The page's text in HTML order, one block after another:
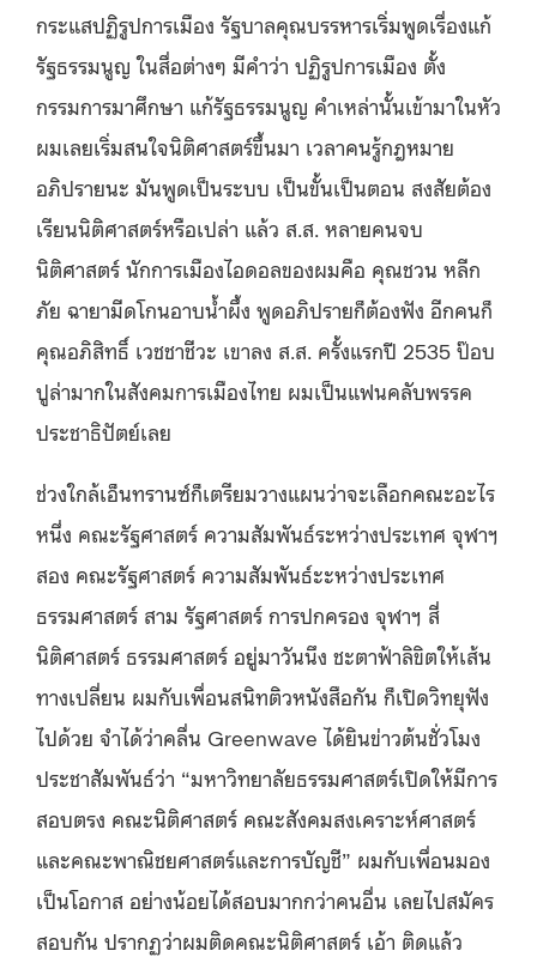
กระแสปฏิรูปการเมือง รัฐบาลคุณบรรหารเริ่มพูดเรื่องแก้
รัฐธรรมนูญ ในสื่อต่างๆ มีคำว่า ปฏิรูปการเมือง ตั้ง
กรรมการมาศึกษา แก้รัฐธรรมนูญ คำเหล่านั้นเข้ามาในหัว
ผมเลยเริ่มสนใจนิติศาสตร์ขึ้นมา เวลาคนรู้กฎหมาย
อภิปรายนะ มันพูดเป็นระบบ เป็นขั้นเป็นตอน สงสัยต้อง
เรียนนิติศาสตร์หรือเปล่า แล้ว ส.ส. หลายคนจบ
นิติศาสตร์ นักการเมืองไอดอลของผมคือ คุณชวน หลีก
ภัย ฉายามีดโกนอาบน้ำผึ้ง พูดอภิปรายก็ต้องฟัง อีกคนก็
คุณอภิสิทธิ์ เวชชาชีวะ เขาลง ส.ส. ครั้งแรกปี 2535 ป๊อบ
ปูล่ามากในสังคมการเมืองไทย ผมเป็นแฟนคลับพรรค
ประชาธิปัตย์เลย
ช่วงใกล้เอ็นทรานซ์ก็เตรียมวางแผนว่าจะเลือกคณะอะไร
หนึ่ง คณะรัฐศาสตร์ ความสัมพันธ์ระหว่างประเทศ จุฬาฯ
สอง คณะรัฐศาสตร์ ความสัมพันธ์ะะหว่างประเทศ
ธรรมศาสตร์ สาม รัฐศาสตร์ การปกครอง จุฬาฯ สี่
นิติศาสตร์ ธรรมศาสตร์ อยู่มาวันนึง ชะตาฟ้าลิขิตให้เส้น
ทางเปลี่ยน ผมกับเพื่อนสนิทติวหนังสือกัน ก็เปิดวิทยุฟัง
ไปด้วย จำได้ว่าคลื่น Greenwave ได้ยินข่าวต้นชั่วโมง
ประชาสัมพันธ์ว่า “มหาวิทยาลัยธรรมศาสตร์เปิดให้มีการ
สอบตรง คณะนิติศาสตร์ คณะสังคมสงเคราะห์ศาสตร์
และคณะพาณิชยศาสตร์และการบัญชี” ผมกับเพื่อนมอง
เป็นโอกาส อย่างน้อยได้สอบมากกว่าคนอื่น เลยไปสมัคร
สอบกัน ปรากฏว่าผมติดคณะนิติศาสตร์ เอ้า ติดแล้ว